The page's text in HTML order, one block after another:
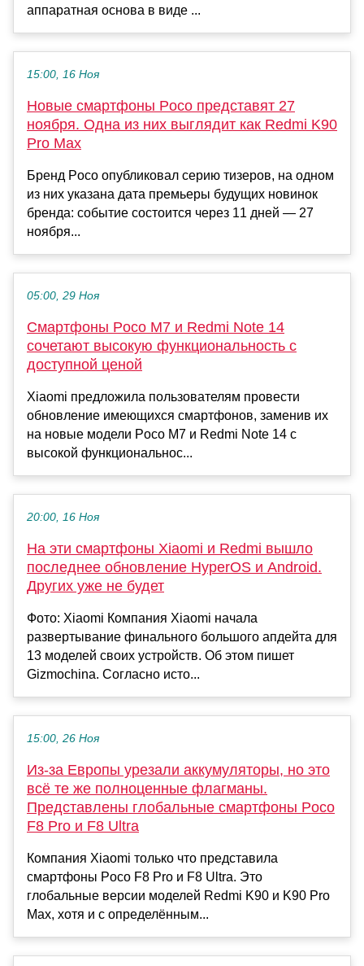
аппаратная основа в виде ...
15:00, 16 Ноя
Новые смартфоны Poco представят 27
ноября. Одна из них выглядит как Redmi K90
Pro Max
Бренд Poco опубликовал серию тизеров, на одном
из них указана дата премьеры будущих новинок
бренда: событие состоится через 11 дней — 27
ноября...
05:00, 29 Ноя
Смартфоны Poco M7 и Redmi Note 14
сочетают высокую функциональность с
доступной ценой
Xiaomi предложила пользователям провести
обновление имеющихся смартфонов, заменив их
на новые модели Poco M7 и Redmi Note 14 с
высокой функциональнос...
20:00, 16 Ноя
На эти смартфоны Xiaomi и Redmi вышло
последнее обновление HyperOS и Android.
Других уже не будет
Фото: Xiaomi Компания Xiaomi начала
развертывание финального большого апдейта для
13 моделей своих устройств. Об этом пишет
Gizmochina. Согласно исто...
15:00, 26 Ноя
Из-за Европы урезали аккумуляторы, но это
всё те же полноценные флагманы.
Представлены глобальные смартфоны Poco
F8 Pro и F8 Ultra
Компания Xiaomi только что представила
смартфоны Poco F8 Pro и F8 Ultra. Это
глобальные версии моделей Redmi K90 и K90 Pro
Max, хотя и с определённым...